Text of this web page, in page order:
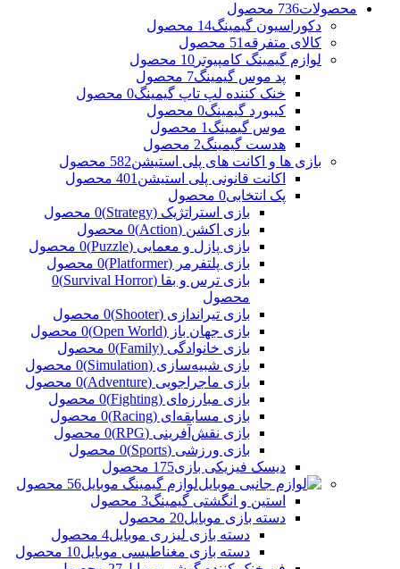
محصولات736 محصول
دکوراسیون گیمینگ14 محصول
کالای متفرقه51 محصول
لوازم گیمینگ کامپیوتر 10 محصول
پد موس گیمینگ7 محصول
خنک کننده لپ تاپ گیمینگ0 محصول
کیبورد گیمینگ0 محصول
موس گیمینگ1 محصول
هدست گیمینگ2 محصول
بازی ها و اکانت های پلی استیشن582 محصول
اکانت قانونی پلی استیشن401 محصول
پک انتخابی0 محصول
بازی استراتژیک (Strategy)
0 محصول
بازی اکشن (Action)
0 محصول
بازی پازل و معمایی (Puzzle)
0 محصول
بازی پلتفرمر (Platformer)
0 محصول
بازی ترس و بقا (Survival Horror)
0
محصول
بازی تیراندازی (Shooter)
0 محصول
بازی جهان باز (Open World)
0 محصول
بازی خانوادگی (Family)
0 محصول
بازی شبیه‌سازی (Simulation)
0 محصول
بازی ماجراجویی (Adventure)
0 محصول
بازی مبارزه‌ای (Fighting)
0 محصول
بازی مسابقه‌ای (Racing)
0 محصول
بازی نقش‌آفرینی (RPG)
0 محصول
بازی ورزشی (Sports)
0 محصول
دیسک فیزیکی بازی175 محصول
لوازم گیمینگ موبایل56 محصول
استین و انگشتی گیمینگ3 محصول
دسته بازی موبایل20 محصول
دسته بازی لیزری موبایل4 محصول
دسته بازی مغناطیسی موبایل10 محصول